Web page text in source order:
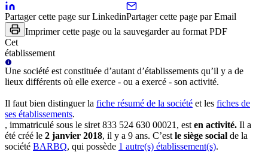
Partager cette page sur LinkedinPartager cette page par Email
Imprimer cette page ou la sauvegarder au format PDF
Cet
établissement
Une société est constituée d’autant d’établissements qu’il y a de
lieux différents où elle exerce - ou a exercé - son activité.
Il faut bien distinguer la fiche résumé de la société et les fiches de
ses établissements.
, immatriculé sous le siret 833 524 630 00021 , est en activité. Il a
été créé le 2 janvier 2018, il y a 9 ans. C’est le siège social de la
société BARBQ, qui possède 1 autre(s) établissement(s).